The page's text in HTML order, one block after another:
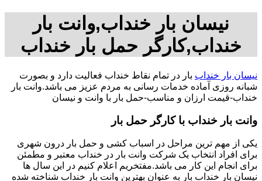
نیسان بار خنداب,وانت بار
خنداب,کارگر حمل بار خنداب
نیسان بار خنداب بار در تمام نقاط خنداب فعالیت دارد و بصورت
شبانه روزی آماده خدمات رسانی به مردم عزیز می باشد.وانت بار
خنداب-قیمت ارزان و مناسب-حمل بار با وانت و نیسان
وانت بار خنداب با کارگر حمل بار
یکی از مهم ترین مراحل در اسباب کشی و حمل بار درون شهری
برای افراد انتخاب یک شرکت وانت بار در خنداب معتبر و مطمئن
برای انجام این کار می باشد.مفتخریم اعلام کنیم در این سال ها
نیسان بار خنداب بار به عنوان بهترین وانت بار خنداب شناخته شده